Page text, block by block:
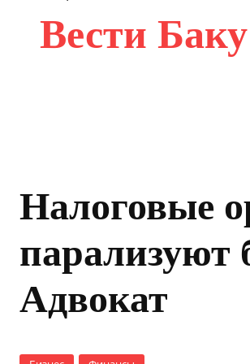
Вести Баку
Налоговые
парализуют
Адвокат